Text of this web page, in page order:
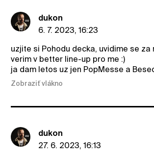
dukon
6. 7. 2023, 16:23
uzjite si Pohodu decka, uvidime se za
verim v better line-up pro me :)
ja dam letos uz jen PopMesse a
Zobraziť vlákno
dukon
27. 6. 2023, 16:13